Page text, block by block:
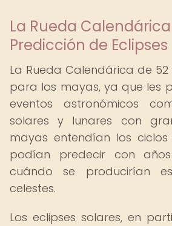
La Rueda
Predicción de Eclipses
La Rueda Calendárica de
para los mayas, ya que les
eventos astronómicos
solares y lunares con
mayas entendían los
podían predecir con
cuándo se producirían
celestes.
Los eclipses solares, en